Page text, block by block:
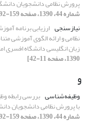
پرورش نظامی دانشجویان
شماره 44، 1390، صفحه 159-192]
نیازسنجی ارزیابی برنامه
نظامی و ارائه الگوی آموزشی
زبان انگلیسی دانشگاه افسری
1390، صفحه 11-42]
و
وظیفه‌شناسی بررسی رابطه
با پرورش نظامی دانشجویان
شماره 44، 1390، صفحه 159-192]